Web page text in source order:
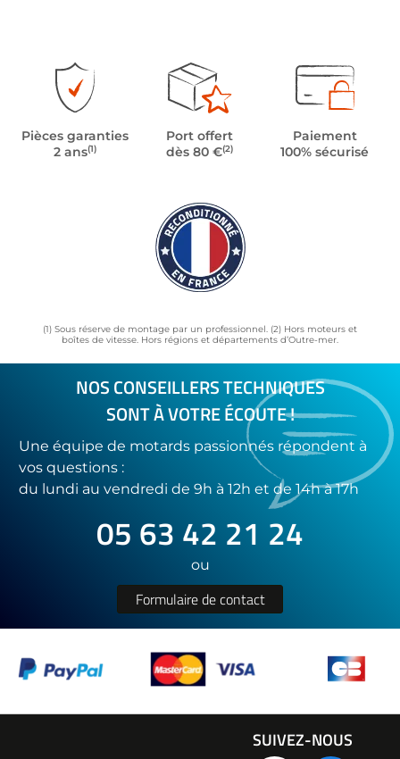
Pièces garanties
2 ans(1)
Port offert
dès 80 €(2)
Paiement
100% sécurisé
(1) Sous réserve de montage par un professionnel. (2) Hors moteurs et
boîtes de vitesse. Hors régions et départements d’Outre-mer.
NOS CONSEILLERS TECHNIQUES
SONT À VOTRE ÉCOUTE !
Une équipe de motards passionnés répondent à
vos questions :
du lundi au vendredi de 9h à 12h et de 14h à 17h
05 63 42 21 24
ou
Formulaire de contact
SUIVEZ-NOUS